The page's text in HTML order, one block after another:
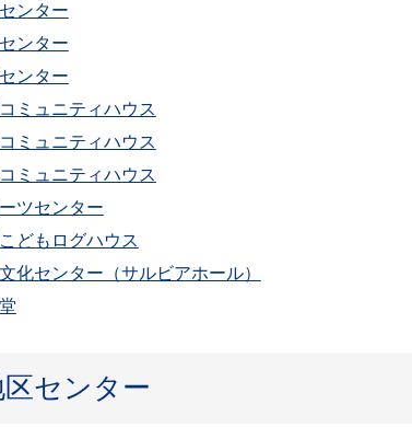
ンター
ンター
ンター
ミュニティハウス
ミュニティハウス
ミュニティハウス
ツセンター
どもログハウス
化センター（サルビアホール）
センター